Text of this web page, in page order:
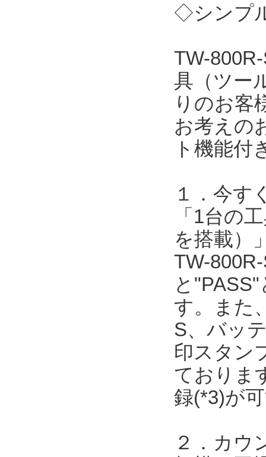
◇シンプ
TW-
具（ツー
りのお客
お考えの
ト機能付
１．今す
「1台の
を搭載）
TW-
と
す。また
S、バッ
印スタン
ておりま
録(*3)が
２．カウ